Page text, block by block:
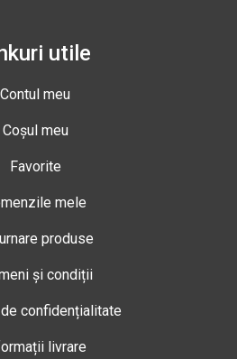
utile
Contul meu
Coșul meu
Favorite
mele
produse
și condiții
confidențialitate
livrare